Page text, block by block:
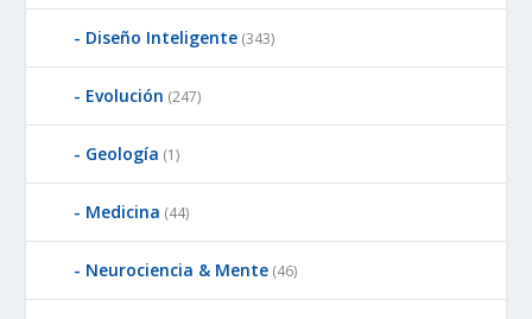
Diseño Inteligente (343)
Evolución (247)
Geología (1)
Medicina (44)
Neurociencia & Mente (46)